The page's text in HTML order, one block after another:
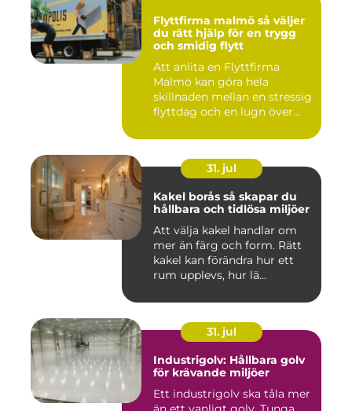
Flyttfirma malmö så väljer
du rätt hjälp för en trygg
och smidig flytt
Att anlita en Flyttfirma
Malmö kan göra hela
skillnaden mellan en stressig
flyttdag och en lugn över...
31. jul
Kakel borås så skapar du
hållbara och tidlösa miljöer
Att välja kakel handlar om
mer än färg och form. Rätt
kakel kan förändra hur ett
rum upplevs, hur lä...
31. jul
Industrigolv: Hållbara golv
för krävande miljöer
Ett industrigolv ska tåla mer